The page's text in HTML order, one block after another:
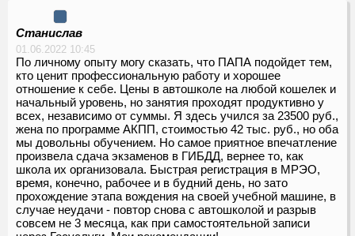
Станислав
01.06.2022 10:45
По личному опыту могу сказать, что ПАПА подойдет тем,
кто ценит профессиональную работу и хорошее
отношение к себе. Цены в автошколе на любой кошелек и
начальный уровень, но занятия проходят продуктивно у
всех, независимо от суммы. Я здесь учился за 23500 руб.,
жена по программе АКПП, стоимостью 42 тыс. руб., но оба
мы довольны обучением. Но самое приятное впечатление
произвела сдача экзаменов в ГИБДД, вернее то, как
школа их организовала. Быстрая регистрация в МРЭО,
время, конечно, рабочее и в будний день, но зато
прохождение этапа вождения на своей учебной машине, в
случае неудачи - повтор снова с автошколой и разрыв
совсем не 3 месяца, как при самостоятельной записи